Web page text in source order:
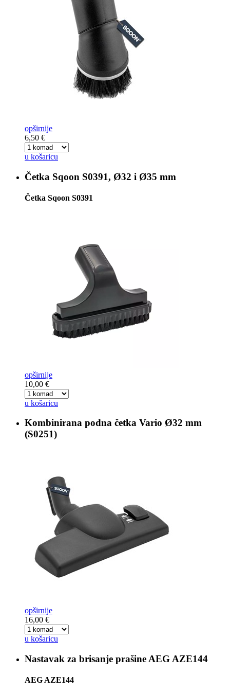
opširnije
6,50 €
u košaricu
Četka Sqoon S0391, Ø32 i Ø35 mm
Četka Sqoon S0391
opširnije
10,00 €
u košaricu
Kombinirana podna četka Vario Ø32 mm
(S0251)
opširnije
16,00 €
u košaricu
Nastavak za brisanje prašine AEG AZE144
AEG AZE144